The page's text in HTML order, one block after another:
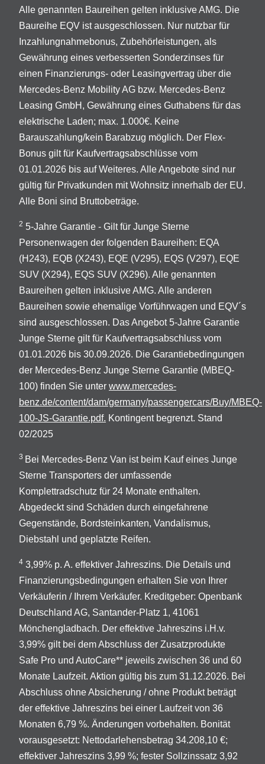
Alle genannten Baureihen gelten inklusive AMG. Die
Baureihe EQV ist ausgeschlossen. Nur nutzbar für
Inzahlungnahmebonus, Zubehörleistungen, als
Gewährung eines verbesserten Sonderzinses für
einen Finanzierungs- oder Leasingvertrag über die
Mercedes-Benz Mobility AG bzw. Mercedes-Benz
Leasing GmbH, Gewährung eines Guthabens für das
elektrische Laden; max. 1.000€. Keine
Barauszahlung/kein Barabzug möglich. Der Flex-
Bonus gilt für Kaufvertragsabschlüsse vom
01.01.2026 bis auf Weiteres. Alle Angebote sind nur
gültig für Privatkunden mit Wohnsitz innerhalb der EU.
Alle Boni sind Bruttobeträge.
2 5-Jahre Garantie - Gilt für Junge Sterne
Personenwagen der folgenden Baureihen: EQA
(H243), EQB (X243), EQE (V295), EQS (V297), EQE
SUV (X294), EQS SUV (X296). Alle genannten
Baureihen gelten inklusive AMG. Alle anderen
Baureihen sowie ehemalige Vorführwagen und EQV´s
sind ausgeschlossen. Das Angebot 5-Jahre Garantie
Junge Sterne gilt für Kaufvertragsabschluss vom
01.01.2026 bis 30.09.2026. Die Garantiebedingungen
der Mercedes-Benz Junge Sterne Garantie (MBEQ-
100) finden Sie unter www.mercedes-
benz.de/content/dam/germany/passengercars/Buy/MBEQ-
100-JS-Garantie.pdf. Kontingent begrenzt. Stand
02/2025
3 Bei Mercedes-Benz Van ist beim Kauf eines Junge
Sterne Transporters der umfassende
Komplettradschutz für 24 Monate enthalten.
Abgedeckt sind Schäden durch eingefahrene
Gegenstände, Bordsteinkanten, Vandalismus,
Diebstahl und geplatzte Reifen.
4 3,99% p. A. effektiver Jahreszins. Die Details und
Finanzierungsbedingungen erhalten Sie von Ihrer
Verkäuferin / Ihrem Verkäufer. Kreditgeber: Openbank
Deutschland AG, Santander-Platz 1, 41061
Mönchengladbach. Der effektive Jahreszins i.H.v.
3,99% gilt bei dem Abschluss der Zusatzprodukte
Safe Pro und AutoCare** jeweils zwischen 36 und 60
Monate Laufzeit. Aktion gültig bis zum 31.12.2026. Bei
Abschluss ohne Absicherung / ohne Produkt beträgt
der effektive Jahreszins bei einer Laufzeit von 36
Monaten 6,79 %. Änderungen vorbehalten. Bonität
vorausgesetzt: Nettodarlehensbetrag 34.208,10 €;
effektiver Jahreszins 3,99 %; fester Sollzinssatz 3,92